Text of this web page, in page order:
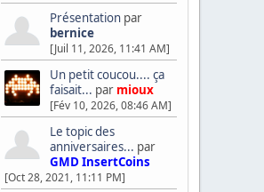
Présentation par
bernice
[Juil 11, 2026, 11:41 AM]
Un petit coucou.... ça
faisait... par mioux
[Fév 10, 2026, 08:46 AM]
Le topic des
anniversaires... par
GMD InsertCoins
[Oct 28, 2021, 11:11 PM]